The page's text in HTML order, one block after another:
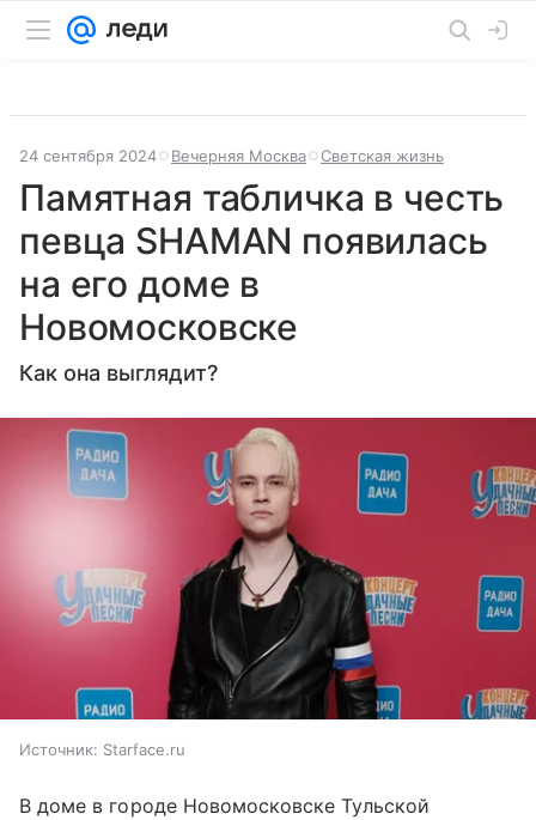
24 сентября 2024 Вечерняя Москва Светская жизнь
Памятная табличка в честь
певца SHAMAN появилась
на его доме в
Новомосковске
Как она выглядит?
Источник: Starface.ru
В доме в городе Новомосковске Тульской